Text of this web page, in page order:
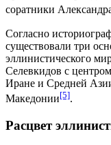
соратники
Согласно
существовали три
эллинистического
Селевкидов с
Иране и Средней
Македонии[5].
Расцвет